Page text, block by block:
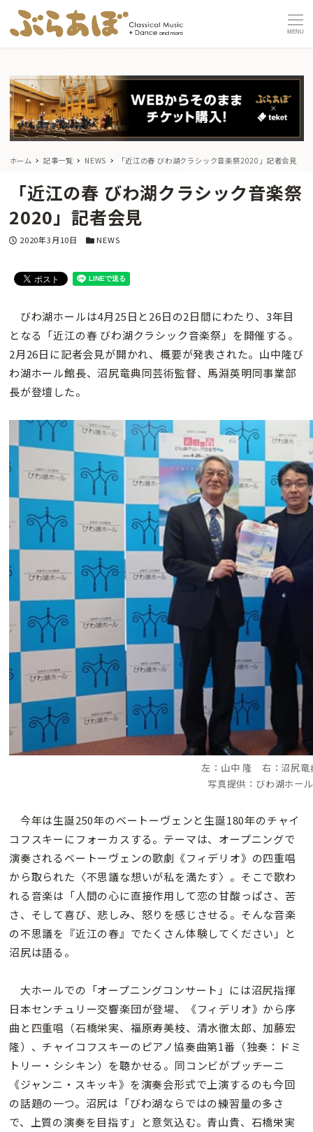
MENU
ホーム 記事一覧 NEWS 「近江の春 びわ湖クラシック音楽祭2020」記者会見
「近江の春 びわ湖クラシック音楽祭
2020」記者会見
投稿日
2020年3月10日 カテゴリー
NEWS
びわ湖ホールは4月25日と26日の2日間にわたり、3年目
となる「近江の春 びわ湖クラシック音楽祭」を開催する。
2月26日に記者会見が開かれ、概要が発表された。山中隆び
わ湖ホール館長、沼尻竜典同芸術監督、馬淵英明同事業部
長が登壇した。
左：山中 隆 右：沼尻竜
写真提供：びわ湖ホール
今年は生誕250年のベートーヴェンと生誕180年のチャイ
コフスキーにフォーカスする。テーマは、オープニングで
演奏されるベートーヴェンの歌劇《フィデリオ》の四重唱
から取られた〈不思議な想いが私を満たす〉。そこで歌わ
れる音楽は「人間の心に直接作用して恋の甘酸っぱさ、苦
さ、そして喜び、悲しみ、怒りを感じさせる。そんな音楽
の不思議を『近江の春』でたくさん体験してください」と
沼尻は語る。
大ホールでの「オープニングコンサート」には沼尻指揮
日本センチュリー交響楽団が登場、《フィデリオ》から序
曲と四重唱（石橋栄実、福原寿美枝、清水徹太郎、加藤宏
隆）、チャイコフスキーのピアノ協奏曲第1番（独奏：ドミ
トリー・シシキン）を聴かせる。同コンビがプッチーニ
《ジャンニ・スキッキ》を演奏会形式で上演するのも今回
の話題の一つ。沼尻は「びわ湖ならではの練習量の多さ
で、上質の演奏を目指す」と意気込む。青山貴、石橋栄実